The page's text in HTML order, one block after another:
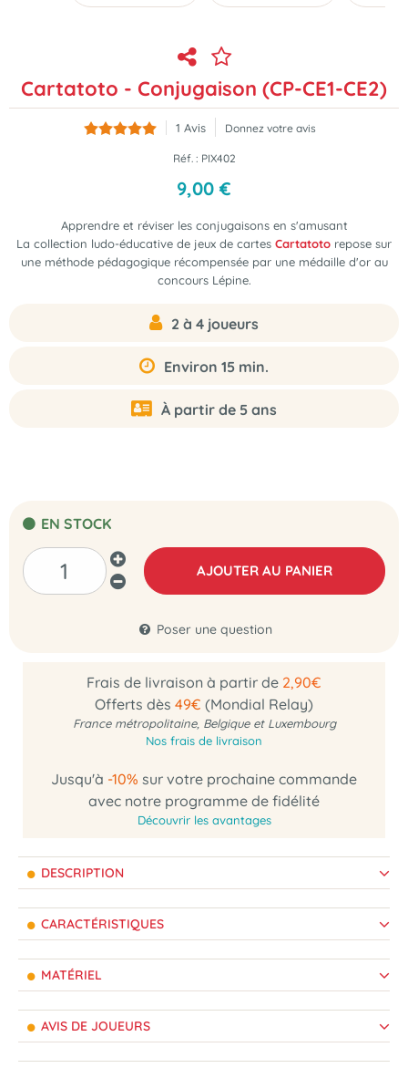
Cartatoto - Conjugaison (CP-CE1-CE2)
1 Avis Donnez votre avis
Réf. : PIX402
9,00 €
Apprendre et réviser les conjugaisons en s'amusant
La collection ludo-éducative de jeux de cartes Cartatoto repose sur
une méthode pédagogique récompensée par une médaille d'or au
concours Lépine.
2 à 4 joueurs
Environ 15 min.
À partir de 5 ans
EN STOCK
AJOUTER AU PANIER
Poser une question
Frais de livraison à partir de 2,90€
Offerts dès 49€ (Mondial Relay)
France métropolitaine, Belgique et Luxembourg
Nos frais de livraison
Jusqu'à -10% sur votre prochaine commande
avec notre programme de fidélité
Découvrir les avantages
DESCRIPTION
CARACTÉRISTIQUES
MATÉRIEL
AVIS DE JOUEURS